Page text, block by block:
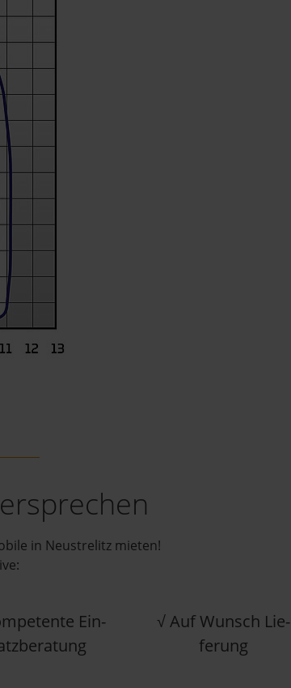
in Neustrelitz mieten!
Ein­
√ Auf Wunsch Lie­
fe­rung